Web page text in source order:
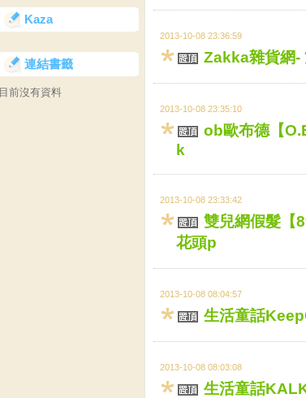
2013-10-08 23:36:59
Zakka雜貨網-
2013-10-08 23:35:10
ob歐布德【
k
2013-10-08 23:33:42
雙兒網假髮【
花頭p
2013-10-08 08:04:57
生活童話
2013-10-08 08:03:08
生活童話
Kaza
連結書籤
目前沒有資料